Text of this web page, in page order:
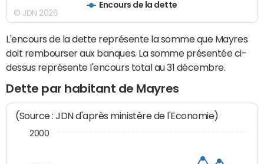
Encours de la dette
© JDN 2026
L'encours de la dette représente la somme que Mayres
doit rembourser aux banques. La somme présentée ci-
dessus représente l'encours total au 31 décembre.
Dette par habitant de Mayres
(Source : JDN d'après ministère de l'Economie)
2000